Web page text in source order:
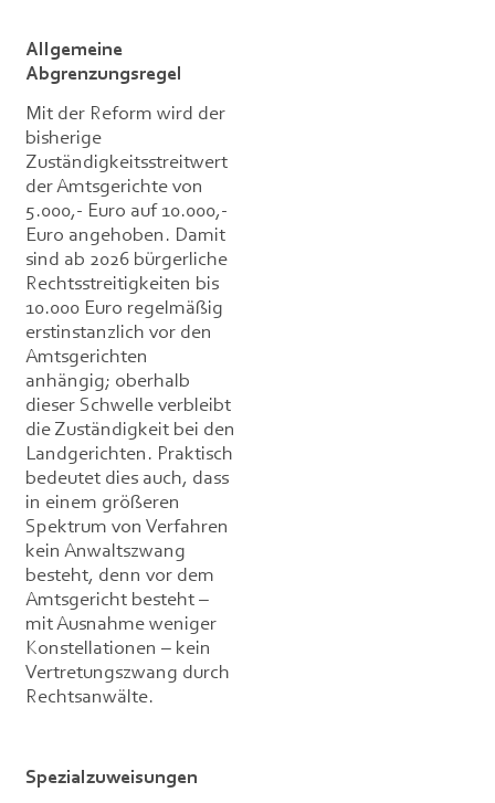
Allgemeine
Abgrenzungsregel
Mit der Reform wird der
bisherige
Zuständigkeitsstreitwert
der Amtsgerichte von
5.000,- Euro auf 10.000,-
Euro angehoben. Damit
sind ab 2026 bürgerliche
Rechtsstreitigkeiten bis
10.000 Euro regelmäßig
erstinstanzlich vor den
Amtsgerichten
anhängig; oberhalb
dieser Schwelle verbleibt
die Zuständigkeit bei den
Landgerichten. Praktisch
bedeutet dies auch, dass
in einem größeren
Spektrum von Verfahren
kein Anwaltszwang
besteht, denn vor dem
Amtsgericht besteht –
mit Ausnahme weniger
Konstellationen – kein
Vertretungszwang durch
Rechtsanwälte.
Spezialzuweisungen